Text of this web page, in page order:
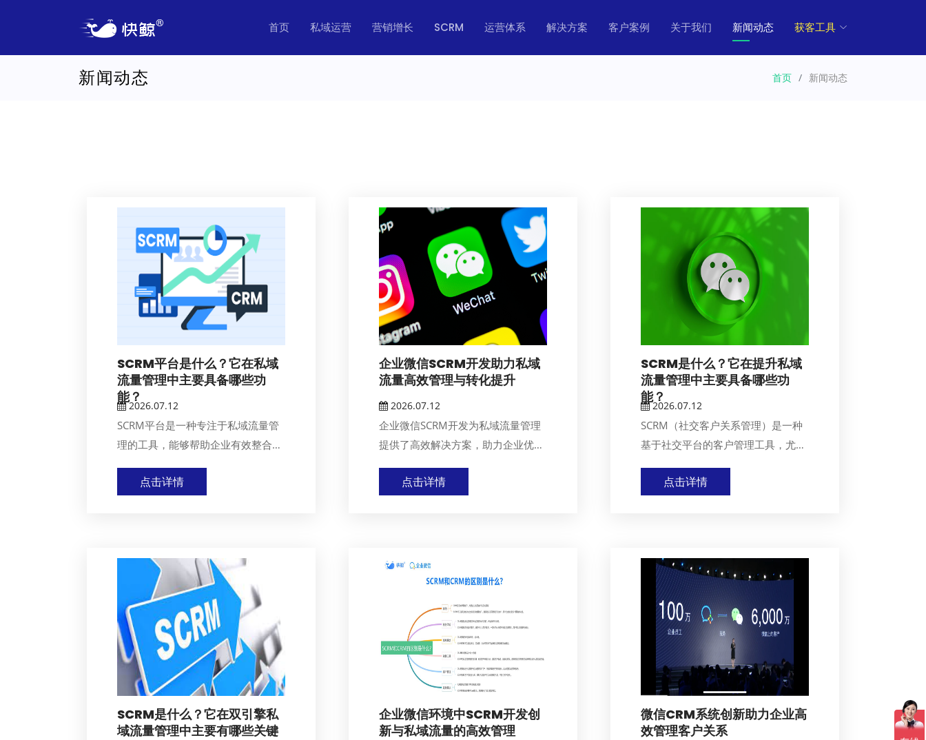
首页 私域运营 营销增长 SCRM 运营体系 解决方案 客户案例 关于我们 新闻动态 获客工具
新闻动态 首页 新闻动态
SCRM平台是什么？它在私域
流量管理中主要具备哪些功
能？
2026.07.12
SCRM平台是一种专注于私域流量管
理的工具，能够帮助企业有效整合客
点击详情
企业微信SCRM开发助力私域
流量高效管理与转化提升
2026.07.12
企业微信SCRM开发为私域流量管理
提供了高效解决方案，助力企业优化
点击详情
SCRM是什么？它在提升私域
流量管理中主要具备哪些功
能？
2026.07.12
SCRM（社交客户关系管理）是一种
基于社交平台的客户管理工具，尤其
点击详情
SCRM是什么？它在双引擎私
域流量管理中主要有哪些关键
企业微信环境中SCRM开发创
新与私域流量的高效管理
微信CRM系统创新助力企业高
效管理客户关系